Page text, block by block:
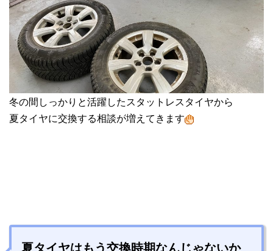
冬の間しっかりと活躍したスタットレスタイヤから
夏タイヤに交換する相談が増えてきます
夏タイヤはもう交換時期なんじゃないか